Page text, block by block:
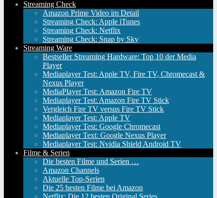
Streaming Check
Amazon Prime Video im Detail
Streaming Check: Apple iTunes
Streaming Check: Netflix
Streaming Check: Snap by Sky
Streaming Ware
Bestseller Streaming Hardware: Top 10 der Media
Player
Mediaplayer Test: Apple TV, Fire TV, Chromecast &
Nexus Player
MediaPlayer Test: Amazon Fire TV
Mediaplayer Test: Amazon Fire TV Stick
Vergleich Fire TV versus Fire TV Stick
Mediaplayer Test: Apple TV
Mediaplayer Test: Google Chromecast
Mediaplayer Text: Google Nexus Player
Mediaplayer Test: Nvidia Shield Android TV
Filme & Serien
Die besten Filme und Serien …
Amazon Channels
Aktuelle Top-Serien
Die 25 besten Filme bei Amazon
Netflix: Die 12 besten Original Series